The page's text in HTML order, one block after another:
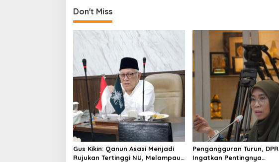
n
a
v
i
g
a
t
i
o
n
Don't Miss
Gus Kikin: Qanun Asasi Menjadi
Rujukan Tertinggi NU, Melampaui
Pengangguran Turun, DPR
Ingatkan Pentingnya